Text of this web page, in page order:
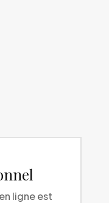
ligne est